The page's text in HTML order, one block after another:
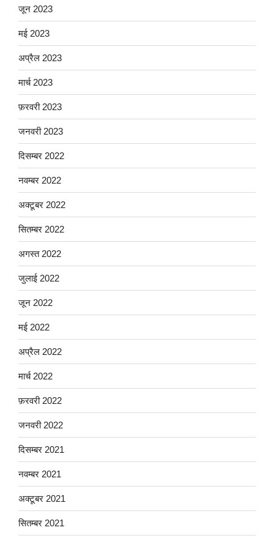
जून 2023
मई 2023
अप्रैल 2023
मार्च 2023
फ़रवरी 2023
जनवरी 2023
दिसम्बर 2022
नवम्बर 2022
अक्टूबर 2022
सितम्बर 2022
अगस्त 2022
जुलाई 2022
जून 2022
मई 2022
अप्रैल 2022
मार्च 2022
फ़रवरी 2022
जनवरी 2022
दिसम्बर 2021
नवम्बर 2021
अक्टूबर 2021
सितम्बर 2021